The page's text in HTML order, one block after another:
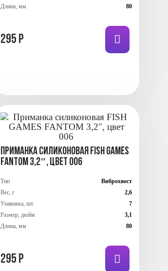
Длина, мм 80
295 Р
Приманка силиконовая FISH GAMES
FANTOM 3,2″, цвет 006
Тип
Виброхвост
Вес, г
2,6
Упаковка, шт.
7
Размер, дюйм
3,1
Длина, мм
80
295 Р